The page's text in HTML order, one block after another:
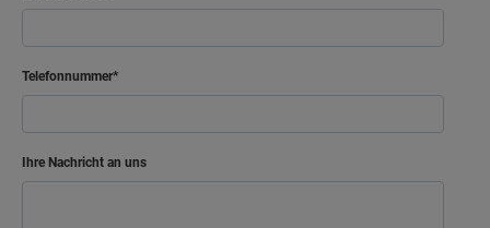
Telefonnummer
Ihre Nachricht an uns